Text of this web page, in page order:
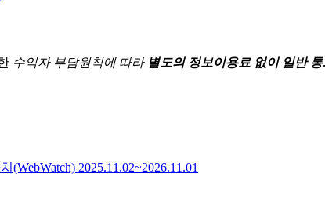
수익자 부담원칙에 따라 별도의 정보이용료 없이 일반